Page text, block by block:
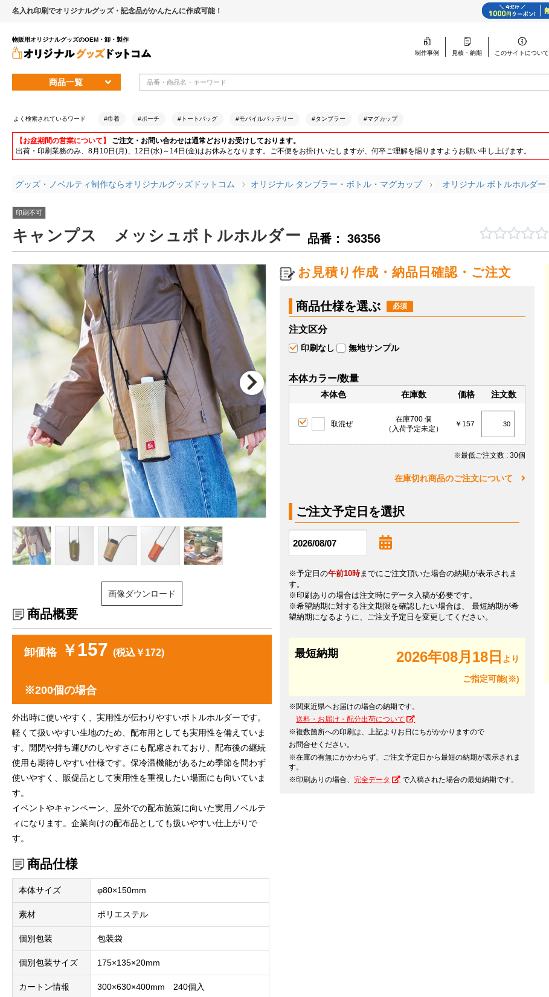
名入れ印刷でオリジナルグッズ・記念品がかんたんに作成可能！
物販用オリジナルグッズのOEM・卸・製作
制作事例
見積・納期 このサイトについて
商品一覧
よく検索されているワード #巾着 #ポーチ #トートバッグ #モバイルバッテリー #タンブラー #マグカップ
【お盆期間の営業について】
ご注文・お問い合わせは通常どおりお受けしております。
出荷・印刷業務のみ、8月10日(月)、12日(水)～14日(金)はお休みとなります。ご不便をお掛けいたしますが、何卒ご理解を賜りますようお願い申し上げます。
グッズ・ノベルティ制作ならオリジナルグッズドットコム オリジナル タンブラー・ボトル・マグカップ オリジナル ボトルホルダー
印刷不可
キャンプス メッシュボトルホルダー 品番： 36356
画像ダウンロード
商品概要
卸価格 ￥157 (税込￥172)
※200個の場合
外出時に使いやすく、実用性が伝わりやすいボトルホルダーです。
軽くて扱いやすい生地のため、配布用としても実用性を備えていま
す。開閉や持ち運びのしやすさにも配慮されており、配布後の継続
使用も期待しやすい仕様です。保冷温機能があるため季節を問わず
使いやすく、販促品として実用性を重視したい場面にも向いていま
す。
イベントやキャンペーン、屋外での配布施策に向いた実用ノベルテ
ィになります。企業向けの配布品としても扱いやすい仕上がりで
す。
商品仕様
本体サイズ φ80×150mm
素材 ポリエステル
個別包装 包装袋
個別包装サイズ 175×135×20mm
カートン情報 300×630×400mm 240個入
お見積り作成・納品日確認・ご注文
商品仕様を選ぶ
注文区分
印刷なし 無地サンプル
本体カラー/数量
本体色 在庫数 価格 注文数
取混ぜ
在庫700 個
（入荷予定未定）
￥157
※最低ご注文数 : 30個
在庫切れ商品のご注文について
ご注文予定日を選択
※予定日の午前10時までにご注文頂いた場合の納期が表示されま
す。
※印刷ありの場合は注文時にデータ入稿が必要です。
※希望納期に対する注文期限を確認したい場合は、 最短納期が希
望納期になるように、ご注文予定日を変更してください。
最短納期 2026年08月18日 より
ご指定可能(※)
※関東近県へお届けの場合の納期です。
送料・お届け・配分出荷について
※複数箇所への印刷は、上記よりお日にちがかかりますので
お問合せください。
※在庫の有無にかかわらず、ご注文予定日から最短の納期が表示されま
す。
※印刷ありの場合、完全データ で入稿された場合の最短納期です。